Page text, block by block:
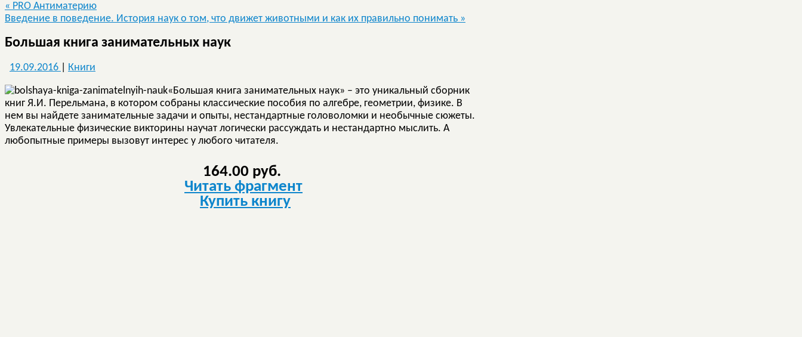
« PRO Антиматерию
Введение в поведение. История наук о том, что движет животными и как их правильно понимать »
Большая книга занимательных наук
19.09.2016 Книги
«Большая книга занимательных наук» – это уникальный сборник
книг Я.И. Перельмана, в котором собраны классические пособия по алгебре, геометрии, физике. В
нем вы найдете занимательные задачи и опыты, нестандартные головоломки и необычные сюжеты.
Увлекательные физические викторины научат логически рассуждать и нестандартно мыслить. А
любопытные примеры вызовут интерес у любого читателя.
164.00 руб.
Читать фрагмент
Купить книгу